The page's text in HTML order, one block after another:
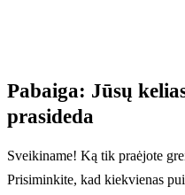
Pabaiga: Jūsų
prasideda
Sveikiname! Ką tik praėjote
Prisiminkite, kad kiekvienas